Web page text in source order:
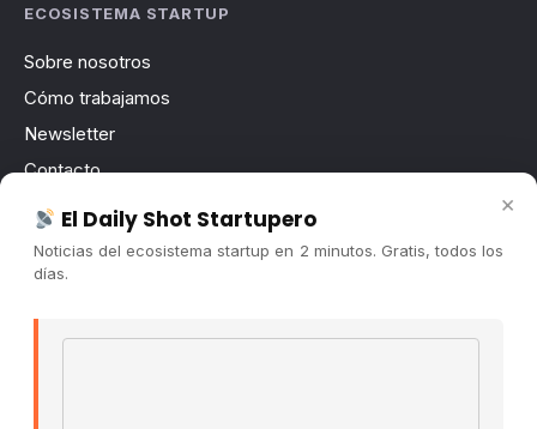
ECOSISTEMA STARTUP
Sobre nosotros
Cómo trabajamos
Newsletter
Contacto
Publicidad
Convocatorias
×
El Daily Shot Startupero
Noticias del ecosistema startup en 2 minutos. Gratis, todos los
días.